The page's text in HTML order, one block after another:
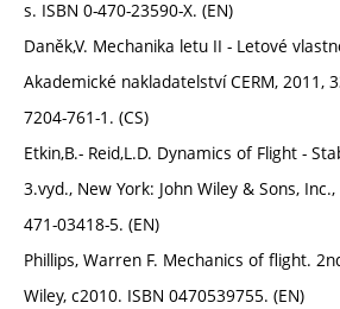
s. ISBN 0-470-23590-X. (EN)
Daněk,V. Mechanika letu II - Letové
Akademické nakladatelství CERM, 2011,
7204-761-1. (CS)
Etkin,B.- Reid,L.D. Dynamics of Flight -
3.vyd., New York: John Wiley & Sons,
471-03418-5. (EN)
Phillips, Warren F. Mechanics of flight.
Wiley, c2010. ISBN 0470539755. (EN)